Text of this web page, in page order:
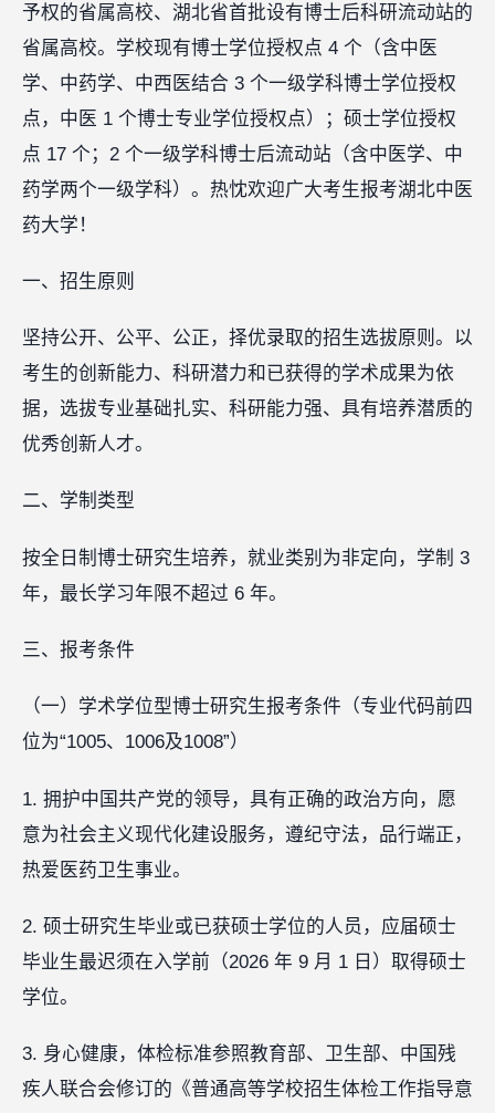
予权的省属高校、湖北省首批设有博士后科研流动站的
省属高校。学校现有博士学位授权点 4 个（含中医
学、中药学、中西医结合 3 个一级学科博士学位授权
点，中医 1 个博士专业学位授权点）；硕士学位授权
点 17 个；2 个一级学科博士后流动站（含中医学、中
药学两个一级学科）。热忱欢迎广大考生报考湖北中医
药大学！
一、招生原则
坚持公开、公平、公正，择优录取的招生选拔原则。以
考生的创新能力、科研潜力和已获得的学术成果为依
据，选拔专业基础扎实、科研能力强、具有培养潜质的
优秀创新人才。
二、学制类型
按全日制博士研究生培养，就业类别为非定向，学制 3
年，最长学习年限不超过 6 年。
三、报考条件
（一）学术学位型博士研究生报考条件（专业代码前四
位为“1005、1006及1008”）
1. 拥护中国共产党的领导，具有正确的政治方向，愿
意为社会主义现代化建设服务，遵纪守法，品行端正，
热爱医药卫生事业。
2. 硕士研究生毕业或已获硕士学位的人员，应届硕士
毕业生最迟须在入学前（2026 年 9 月 1 日）取得硕士
学位。
3. 身心健康，体检标准参照教育部、卫生部、中国残
疾人联合会修订的《普通高等学校招生体检工作指导意